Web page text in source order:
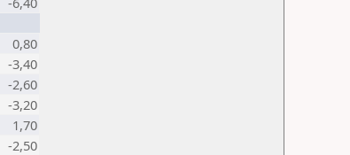
0,80
-3,40
-2,60
-3,20
1,70
-2,50